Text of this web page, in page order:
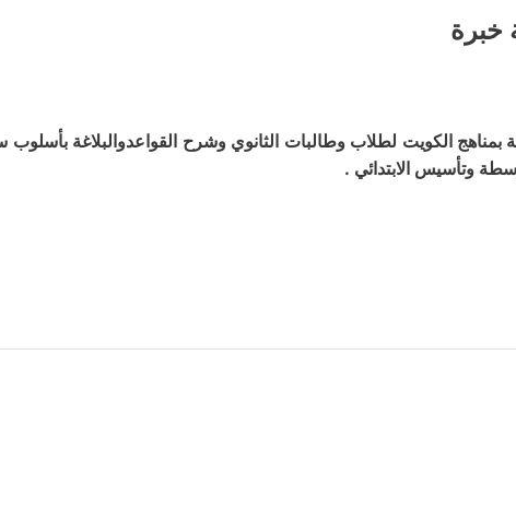
خبرة
الكويت لطلاب وطالبات الثانوي وشرح القواعدوالبلاغة
وتأسيس الابتدائي .